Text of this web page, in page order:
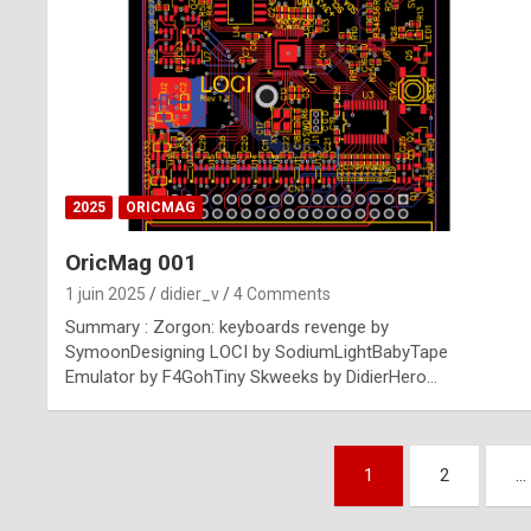
2025 ORICMAG
OricMag 001
1 juin 2025 didier_v 4 Comments
Summary : Zorgon: keyboards revenge by
SymoonDesigning LOCI by SodiumLightBabyTape
Emulator by F4GohTiny Skweeks by DidierHero…
1 2 …